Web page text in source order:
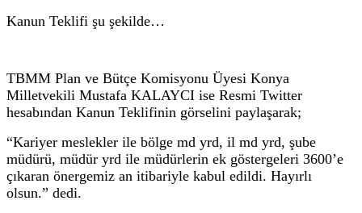
Kanun Teklifi şu şekilde…
TBMM Plan ve Bütçe Komisyonu Üyesi Konya
Milletvekili Mustafa KALAYCI ise Resmi Twitter
hesabından Kanun Teklifinin görselini paylaşarak;
“Kariyer meslekler ile bölge md yrd, il md yrd, şube
müdürü, müdür yrd ile müdürlerin ek göstergeleri 3600’e
çıkaran önergemiz an itibariyle kabul edildi. Hayırlı
olsun.” dedi.